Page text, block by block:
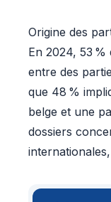
introduites a
une hausse
internationaux
exclusivement
% en 2024), et
moins une
nationaux
des
Par ailleurs, la
Origine des
En 2024, 53
entre des
que 48 %
belge et une
dossiers